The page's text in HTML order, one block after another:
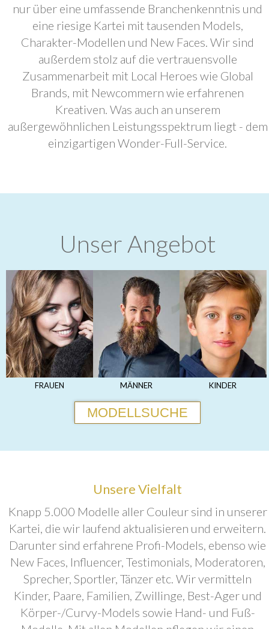
nur über eine umfassende Branchenkenntnis und
eine riesige Kartei mit tausenden Models,
Charakter-Modellen und New Faces. Wir sind
außerdem stolz auf die vertrauensvolle
Zusammenarbeit mit Local Heroes wie Global
Brands, mit Newcommern wie erfahrenen
Kreativen. Was auch an unserem
außergewöhnlichen Leistungsspektrum liegt - dem
einzigartigen Wonder-Full-Service.
Unser Angebot
FRAUEN MÄNNER KINDER
MODELLSUCHE
Unsere Vielfalt
Knapp 5.000 Modelle aller Couleur sind in unserer
Kartei, die wir laufend aktualisieren und erweitern.
Darunter sind erfahrene Profi-Models, ebenso wie
New Faces, Influencer, Testimonials, Moderatoren,
Sprecher, Sportler, Tänzer etc. Wir vermitteln
Kinder, Paare, Familien, Zwillinge, Best-Ager und
Körper-/Curvy-Models sowie Hand- und Fuß-